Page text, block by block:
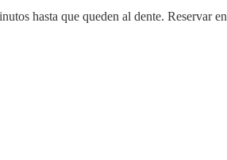
hasta que queden al dente. Reservar en